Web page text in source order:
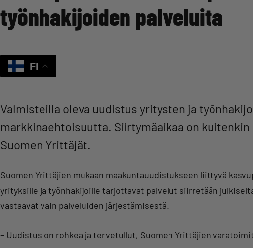
työnhakijoiden palveluita
FI
Valmisteilla oleva uudistus yritysten ja
markkinaehtoisuutta. Siirtymäaikaa on
Suomen Yrittäjät.
Suomen Yrittäjien mukaan maakuntauudistukseen liittyvä
yrityksille ja työnhakijoille tarjottavat palvelut siirretään
vastaavat vain palveluiden järjestämisestä.
– Uudistus on rohkea ja tervetullut, Suomen Yrittäjien